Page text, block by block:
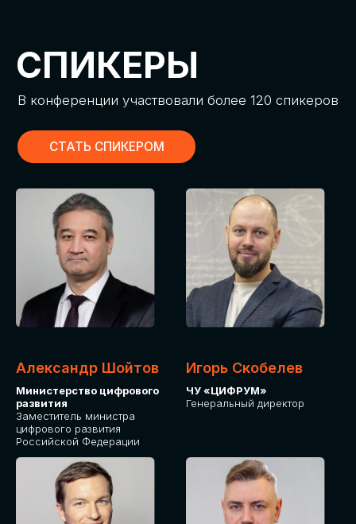
Александр Шойтов
Министерство цифрового
развития
Заместитель министра
цифрового развития
Российской Федерации
Игорь Скобелев
ЧУ «ЦИФРУМ»
Генеральный директор